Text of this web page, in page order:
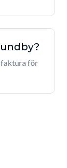
faktura för